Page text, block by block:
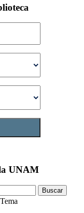
la UNAM
Tema